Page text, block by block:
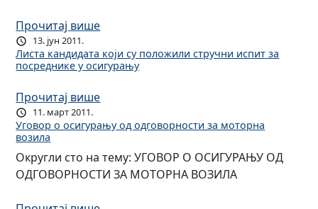
Прочитај више
13. јун 2011.
Листа кандидата који су положили стручни испит за
посреднике у осигурању
Прочитај више
11. март 2011.
Уговор о осигурању од одговорности за моторна
возила
Округли сто на тему: УГОВОР О ОСИГУРАЊУ ОД
ОДГОВОРНОСТИ ЗА МОТОРНА ВОЗИЛА